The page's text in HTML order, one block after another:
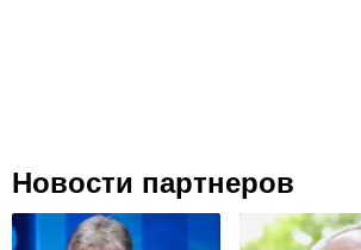
Новости партнеров